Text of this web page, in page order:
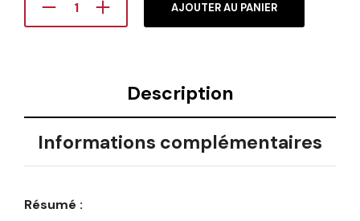
AJOUTER AU PANIER
Description
Informations complémentaires
Résumé :